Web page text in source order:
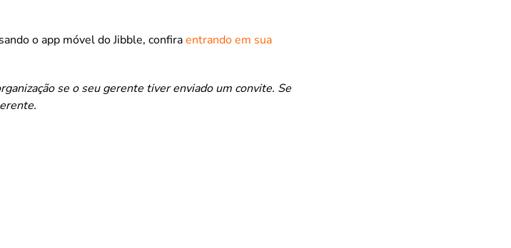
o app móvel do Jibble, confiraentrando em sua
se o seu gerente tiver enviado um convite. Se